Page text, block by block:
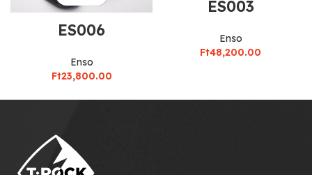
ES006
Enso
Ft23,800.00
ES003
Enso
Ft48,200.00